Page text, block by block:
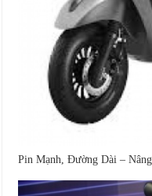
Pin Mạnh, Đường Dài –